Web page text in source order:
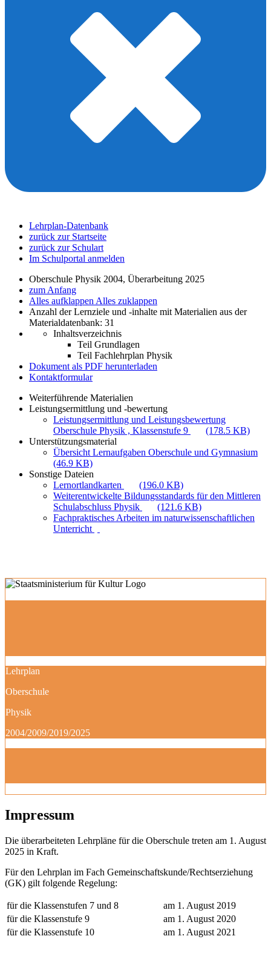
Lehrplan-Datenbank
zurück zur Startseite
zurück zur Schulart
Im Schulportal anmelden
Oberschule Physik 2004, Überarbeitung 2025
zum Anfang
Alles aufklappen Alles zuklappen
Anzahl der Lernziele und -inhalte mit Materialien aus der
Materialdatenbank: 31
Inhaltsverzeichnis
Teil Grundlagen
Teil Fachlehrplan Physik
Dokument als PDF herunterladen
Kontaktformular
Weiterführende Materialien
Leistungsermittlung und -bewertung
Leistungsermittlung und Leistungsbewertung
Oberschule Physik , Klassenstufe 9
(178.5 KB)
Unterstützungsmaterial
Übersicht Lernaufgaben Oberschule und Gymnasium
(46.9 KB)
Sonstige Dateien
Lernortlandkarten
(196.0 KB)
Weiterentwickelte Bildungsstandards für den Mittleren
Schulabschluss Physik
(121.6 KB)
Fachpraktisches Arbeiten im naturwissenschaftlichen
Unterricht
Lehrplan
Oberschule
Physik
2004/2009/2019/2025
Impressum
Die überarbeiteten Lehrpläne für die Oberschule treten am 1. August
2025 in Kraft.
Für den Lehrplan im Fach Gemeinschaftskunde/Rechtserziehung
(GK) gilt folgende Regelung:
für die Klassenstufen 7 und 8
am 1. August 2019
für die Klassenstufe 9
am 1. August 2020
für die Klassenstufe 10
am 1. August 2021